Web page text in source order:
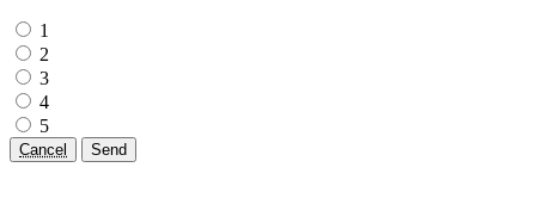
1
2
3
4
5
Cancel Send